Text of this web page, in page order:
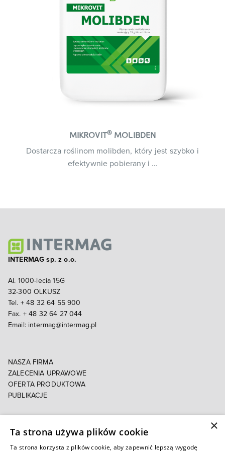
MIKROVIT® MOLIBDEN
Dostarcza roślinom molibden, który jest szybko i
efektywnie pobierany i …
INTERMAG sp. z o.o.
Al. 1000-lecia 15G
32-300 OLKUSZ
Tel. + 48 32 64 55 900
Fax. + 48 32 64 27 044
Email: intermag@intermag.pl
NASZA FIRMA
ZALECENIA UPRAWOWE
OFERTA PRODUKTOWA
PUBLIKACJE
POLITYKA COOKIES
E-FAKTURA
×
Ta strona używa plików cookie
Ta strona korzysta z plików cookie, aby zapewnić lepszą wygodę